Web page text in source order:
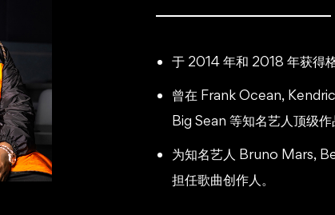
于 2014 年和 2018 年获得
曾在 Frank Ocean,
Big Sean 等知名艺人顶级
为知名艺人 Bruno Mars,
担任歌曲创作人。